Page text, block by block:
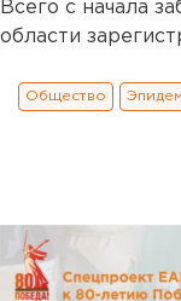
Всего с начала
области
Общество